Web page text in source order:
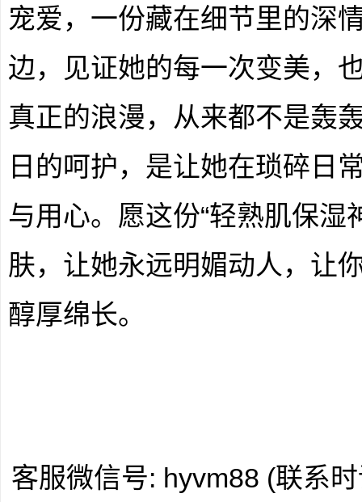
宠爱，一份藏在细节里的深
边，见证她的每一次变美，
真正的浪漫，从来都不是轰
日的呵护，是让她在琐碎日
与用心。愿这份“轻熟肌保湿
肤，让她永远明媚动人，让
醇厚绵长。
客服微信号: hyvm88 (联系